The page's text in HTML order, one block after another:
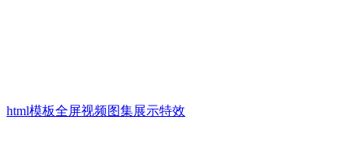
html模板全屏视频图集展示特效